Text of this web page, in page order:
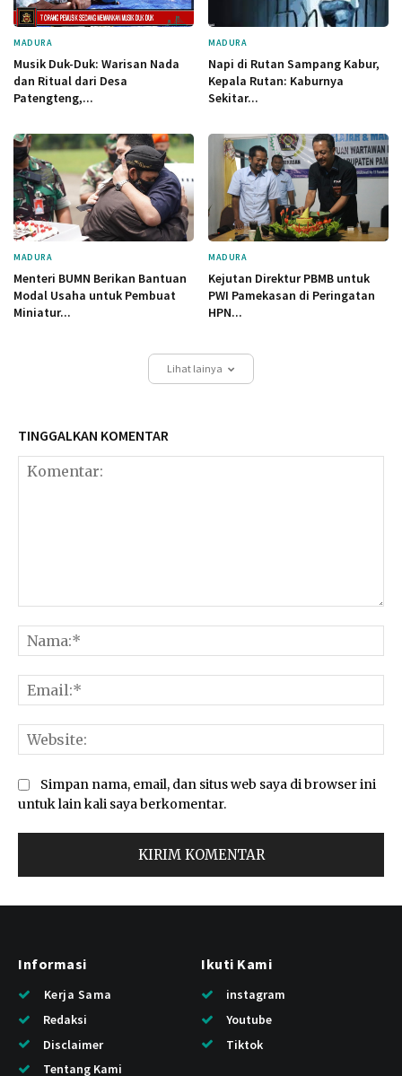
MADURA
Musik Duk-Duk: Warisan Nada
dan Ritual dari Desa
Patengteng,...
MADURA
Napi di Rutan Sampang Kabur,
Kepala Rutan: Kaburnya
Sekitar...
MADURA
Menteri BUMN Berikan Bantuan
Modal Usaha untuk Pembuat
Miniatur...
MADURA
Kejutan Direktur PBMB untuk
PWI Pamekasan di Peringatan
HPN...
Lihat lainya
TINGGALKAN KOMENTAR
Simpan nama, email, dan situs web saya di browser ini
untuk lain kali saya berkomentar.
Informasi
Kerja Sama
Redaksi
Disclaimer
Tentang Kami
Ikuti Kami
instagram
Youtube
Tiktok